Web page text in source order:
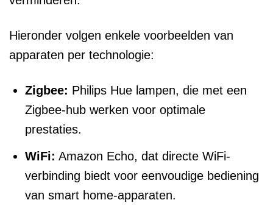
Hieronder volgen enkele voorbeelden van
apparaten per technologie:
Zigbee: Philips Hue lampen, die met een
Zigbee-hub werken voor optimale
prestaties.
WiFi: Amazon Echo, dat directe WiFi-
verbinding biedt voor eenvoudige bediening
van smart home-apparaten.